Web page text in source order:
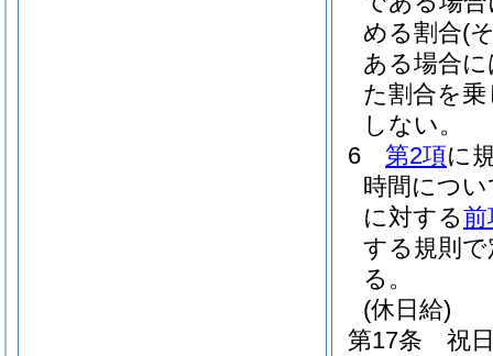
める割合(
ある場合
た割合を
しない。
6
第2項に
時間につ
に対する前
する規則
る。
(休日給)
第17条
祝